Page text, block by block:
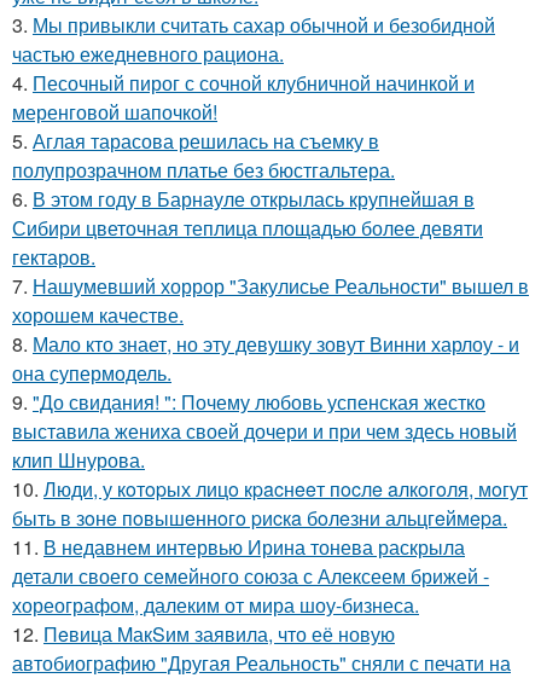
3. Мы привыкли считать сахар обычной и безобидной
частью ежедневного рациона.
4. Песочный пирог с сочной клубничной начинкой и
меренговой шапочкой!
5. Аглая тарасова решилась на съемку в
полупрозрачном платье без бюстгальтера.
6. В этом году в Барнауле открылась крупнейшая в
Сибири цветочная теплица площадью более девяти
гектаров.
7. Нашумевший хоррор "Закулисье Реальности" вышел в
хорошем качестве.
8. Мало кто знает, но эту девушку зовут Винни харлоу - и
она супермодель.
9. "До свидания! ": Почему любовь успенская жестко
выставила жениха своей дочери и при чем здесь новый
клип Шнурова.
10. Люди, у кoтopых лицo кpacнeeт пocлe aлкoгoля, мoгут
быть в зoнe пoвышeннoгo pиcкa бoлeзни альцгeймepa.
11. В недавнем интервью Ирина тонева раскрыла
детали своего семейного союза с Алексеем брижей -
хореографом, далеким от мира шоу-бизнеса.
12. Пeвица MакSим заявила, что её новую
автобиографию "Другая Реальность" сняли с печати на